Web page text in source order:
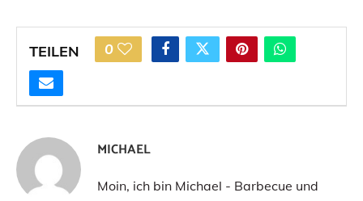
TEILEN 0
MICHAEL
Moin, ich bin Michael - Barbecue und